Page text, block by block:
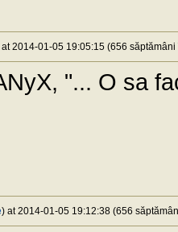
at 2014-01-05 19:05:15 (656 săptămâni
"... O sa
) at 2014-01-05 19:12:38 (656